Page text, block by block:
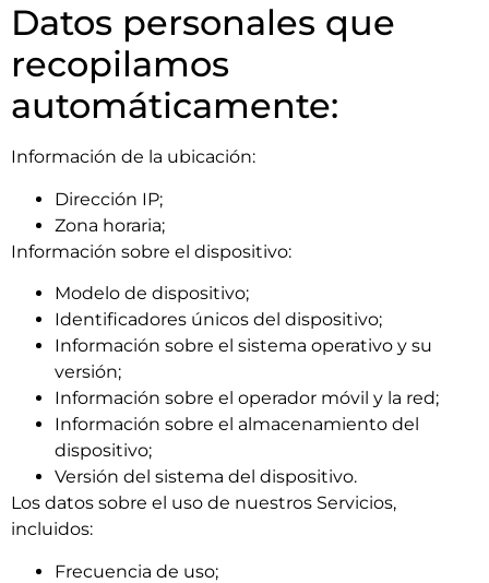
Datos personales que
recopilamos
automáticamente:
Información de la ubicación:
Dirección IP;
Zona horaria;
Información sobre el dispositivo:
Modelo de dispositivo;
Identificadores únicos del dispositivo;
Información sobre el sistema operativo y su
versión;
Información sobre el operador móvil y la red;
Información sobre el almacenamiento del
dispositivo;
Versión del sistema del dispositivo.
Los datos sobre el uso de nuestros Servicios,
incluidos:
Frecuencia de uso;